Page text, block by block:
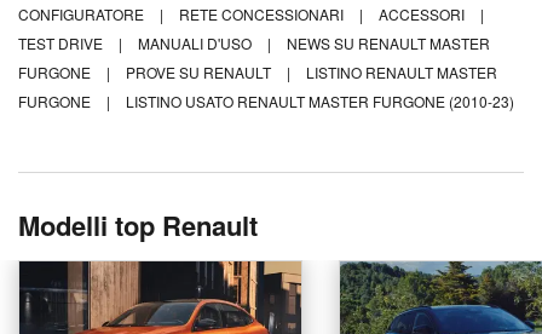
CONFIGURATORE
| RETE CONCESSIONARI | ACCESSORI
|
TEST DRIVE
| MANUALI D'USO |
NEWS SU RENAULT MASTER
FURGONE
| PROVE SU RENAULT |
LISTINO RENAULT MASTER
FURGONE
| LISTINO USATO RENAULT MASTER FURGONE (2010-23)
Modelli top Renault